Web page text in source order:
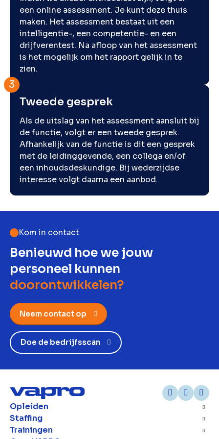
een online assessment. Je kunt deze thuis
maken. Het assessment bestaat uit een
intelligentie-, een competentie- en een
drijfverentest. Na afloop van het assessment
is het mogelijk om het rapport gelijk in te
zien.
Tweede gesprek
Als de uitslag van het assessment aansluit bij
de functie, volgt er een tweede gesprek.
Afhankelijk van de functie is dit een gesprek
met de leidinggevende, een collega en/of
een inhoudsdeskundige. Bij wederzijdse
interesse volgt daarna een aanbod.
Kom in contact
Benieuwd hoe we jouw
personeel kunnen
doorontwikkelen?
Neem contact op
Doe de bedrijfsscan
Opleiden
Staffing
Trainingen